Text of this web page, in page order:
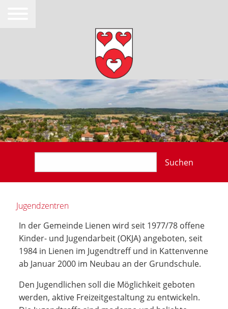
Suchen
Jugendzentren
In der Gemeinde Lienen wird seit 1977/78 offene
Kinder- und Jugendarbeit (OKJA) angeboten, seit
1984 in Lienen im Jugendtreff und in Kattenvenne
ab Januar 2000 im Neubau an der Grundschule.
Den Jugendlichen soll die Möglichkeit geboten
werden, aktive Freizeitgestaltung zu entwickeln.